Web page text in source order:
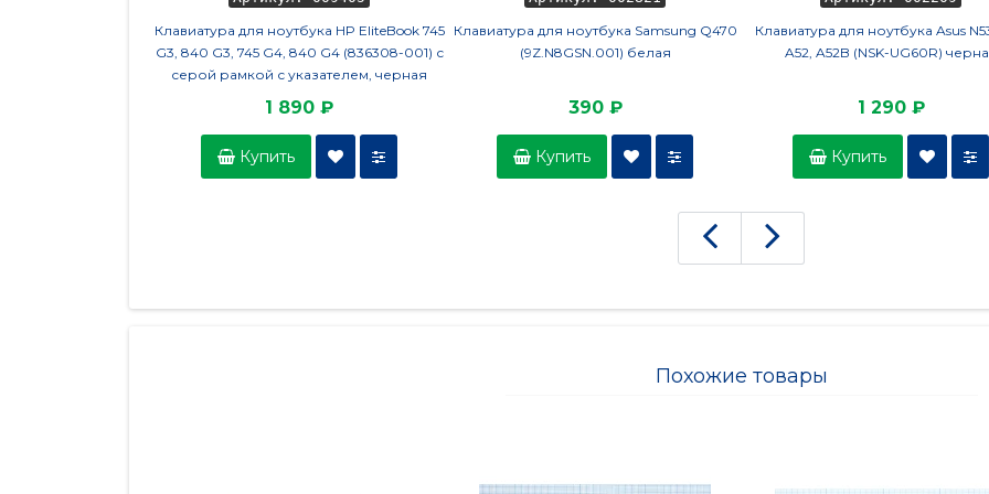
Клавиатура для ноутбука HP EliteBook 745
G3, 840 G3, 745 G4, 840 G4 (836308-001) с
серой рамкой с указателем, черная
1 890 ₽
Купить
Клавиатура для ноутбука Samsung Q470
(9Z.N8GSN.001) белая
390 ₽
Купить
Клавиатура для ноутбука Asus
A52, A52B (NSK-UG60R)
1 290 ₽
Купить
Похожие товары